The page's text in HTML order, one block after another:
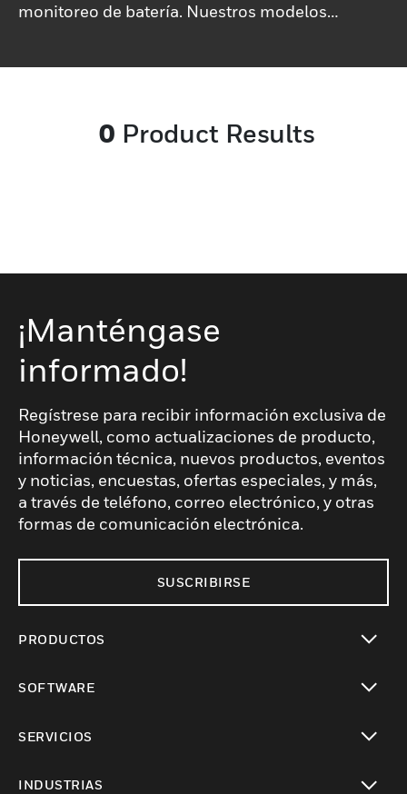
monitoreo de batería. Nuestros modelos
demencia, ILC ofrece transmisores
comunicación eficaz adaptada a las
de los pacientes.
0 Product Results
¡Manténgase
informado!
Regístrese para recibir información exclusiva de
Honeywell, como actualizaciones de producto,
información técnica, nuevos productos, eventos
y noticias, encuestas, ofertas especiales, y más,
a través de teléfono, correo electrónico, y otras
formas de comunicación electrónica.
SUSCRIBIRSE
PRODUCTOS
SOFTWARE
SERVICIOS
INDUSTRIAS